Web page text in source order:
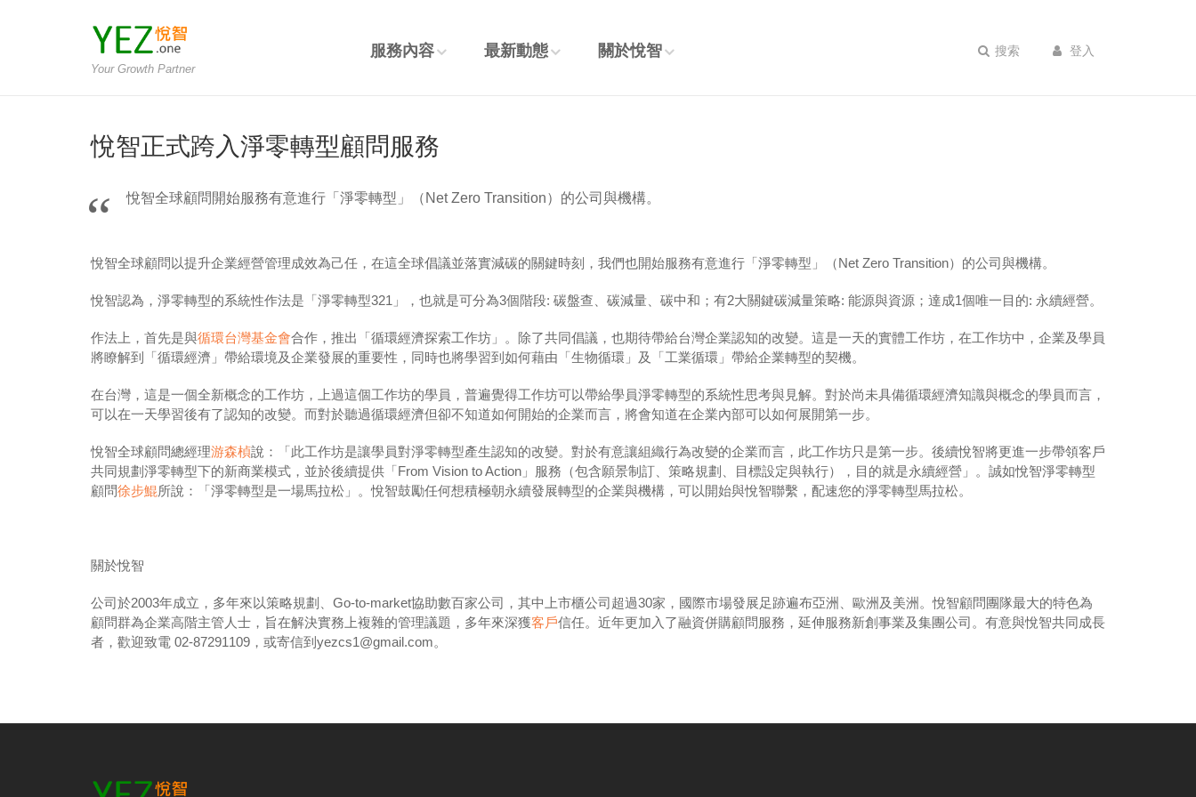
Your Growth Partner
服務內容 最新動態 關於悅智 搜索 登入
悅智正式跨入淨零轉型顧問服務
悅智全球顧問開始服務有意進行「淨零轉型」（Net Zero Transition）的公司與機構。
悅智全球顧問以提升企業經營管理成效為己任，在這全球倡議並落實減碳的關鍵時刻，我們也開始服務有意進行「淨零轉型」（Net Zero Transition）的公司與機構。
悅智認為，淨零轉型的系統性作法是「淨零轉型321」，也就是可分為3個階段: 碳盤查、碳減量、碳中和；有2大關鍵碳減量策略: 能源與資源；達成1個唯一目的: 永續經營。
作法上，首先是與循環台灣基金會合作，推出「循環經濟探索工作坊」。除了共同倡議，也期待帶給台灣企業認知的改變。這是一天的實體工作坊，在工作坊中，企業及學員
將瞭解到「循環經濟」帶給環境及企業發展的重要性，同時也將學習到如何藉由「生物循環」及「工業循環」帶給企業轉型的契機。
在台灣，這是一個全新概念的工作坊，上過這個工作坊的學員，普遍覺得工作坊可以帶給學員淨零轉型的系統性思考與見解。對於尚未具備循環經濟知識與概念的學員而言，
可以在一天學習後有了認知的改變。而對於聽過循環經濟但卻不知道如何開始的企業而言，將會知道在企業內部可以如何展開第一步。
悅智全球顧問總經理游森楨說：「此工作坊是讓學員對淨零轉型產生認知的改變。對於有意讓組織行為改變的企業而言，此工作坊只是第一步。後續悅智將更進一步帶領客戶
共同規劃淨零轉型下的新商業模式，並於後續提供「From Vision to Action」服務（包含願景制訂、策略規劃、目標設定與執行），目的就是永續經營」。誠如悅智淨零轉型
顧問徐步鯤所說：「淨零轉型是一場馬拉松」。悅智鼓勵任何想積極朝永續發展轉型的企業與機構，可以開始與悅智聯繫，配速您的淨零轉型馬拉松。
關於悅智
公司於2003年成立，多年來以策略規劃、Go-to-market協助數百家公司，其中上市櫃公司超過30家，國際市場發展足跡遍布亞洲、歐洲及美洲。悅智顧問團隊最大的特色為
顧問群為企業高階主管人士，旨在解決實務上複雜的管理議題，多年來深獲客戶信任。近年更加入了融資併購顧問服務，延伸服務新創事業及集團公司。有意與悅智共同成長
者，歡迎致電 02-87291109，或寄信到yezcs1@gmail.com。